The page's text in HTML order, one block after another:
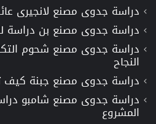
دراسة جدوى مصنع لانجيرى
دراسة جدوى مصنع بن دراسة
دراسة جدوى مصنع شحوم
النجاح
دراسة جدوى مصنع جبنة كيف
دراسة جدوى مصنع شامبو
المشروع